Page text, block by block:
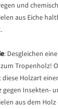
und
aus Eiche
: Desgleichen
Tropenholz!
diese Holzart
gegen Insekten-
aus dem